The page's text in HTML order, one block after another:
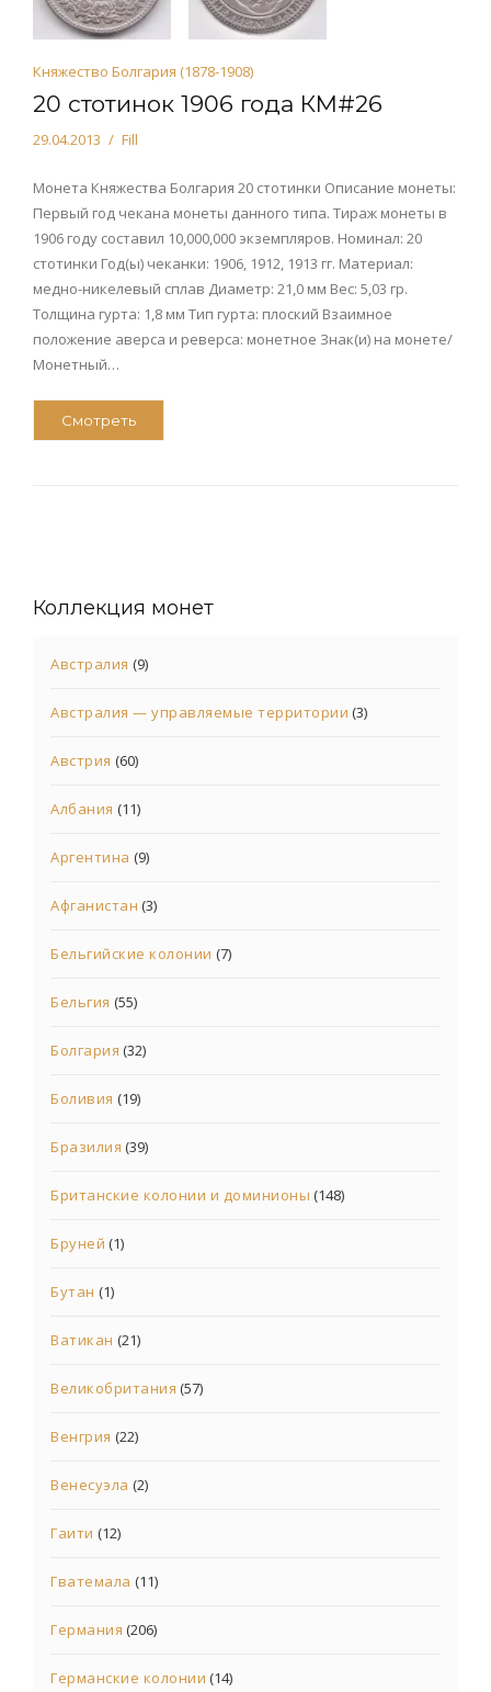
Княжество Болгария (1878-1908)
20 стотинок 1906 года КМ#26
29.04.2013 Fill
Монета Княжества Болгария 20 стотинки Описание монеты:
Первый год чекана монеты данного типа. Тираж монеты в
1906 году составил 10,000,000 экземпляров. Номинал: 20
стотинки Год(ы) чеканки: 1906, 1912, 1913 гг. Материал:
медно-никелевый сплав Диаметр: 21,0 мм Вес: 5,03 гр.
Толщина гурта: 1,8 мм Тип гурта: плоский Взаимное
положение аверса и реверса: монетное Знак(и) на монете/
Монетный…
Смотреть
Коллекция монет
Австралия (9)
Австралия — управляемые территории (3)
Австрия (60)
Албания (11)
Аргентина (9)
Афганистан (3)
Бельгийские колонии (7)
Бельгия (55)
Болгария (32)
Боливия (19)
Бразилия (39)
Британские колонии и доминионы (148)
Бруней (1)
Бутан (1)
Ватикан (21)
Великобритания (57)
Венгрия (22)
Венесуэла (2)
Гаити (12)
Гватемала (11)
Германия (206)
Германские колонии (14)